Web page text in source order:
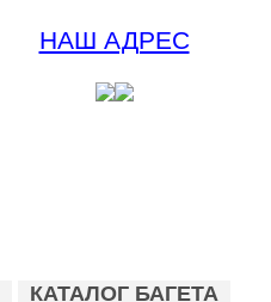
НАШ АДРЕС
КАТАЛОГ БАГЕТА